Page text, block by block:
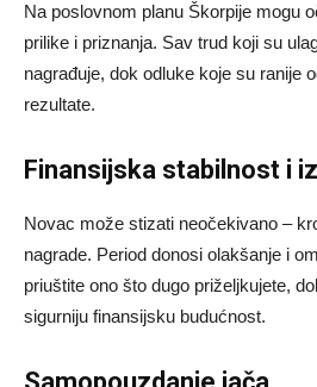
Na poslovnom planu Škorpije mogu
prilike i priznanja. Sav trud koji su
nagrađuje, dok odluke koje su ranije
rezultate.
Finansijska stabilnost i
Novac može stizati neočekivano –
nagrade. Period donosi olakšanje i
priuštite ono što dugo priželjkujete,
sigurniju finansijsku budućnost.